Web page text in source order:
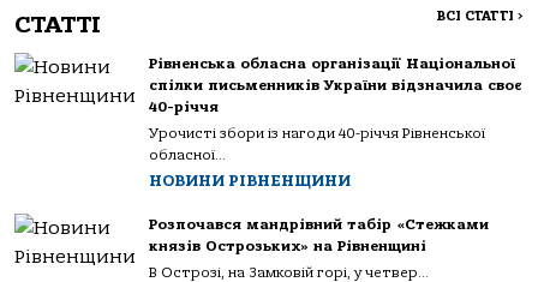
СТАТТІ ВСІ СТАТТІ >
Рівненська обласна організації Національної
спілки письменників України відзначила своє
40-річчя
Урочисті збори із нагоди 40-річчя Рівненської
обласної...
НОВИНИ РІВНЕНЩИНИ
Розпочався мандрівний табір «Стежками
князів Острозьких» на Рівненщині
В Острозі, на Замковій горі, у четвер...